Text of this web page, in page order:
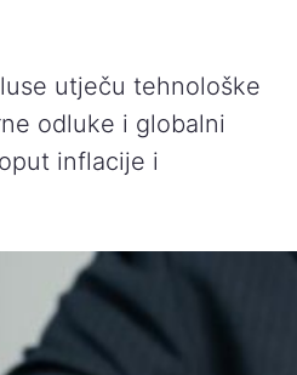
utječu tehnološke
odluke i globalni
inflacije i